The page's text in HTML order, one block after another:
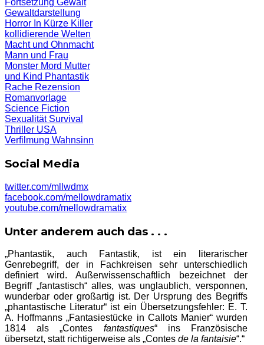
Fortsetzung Gewalt
Gewaltdarstellung
Horror In Kürze Killer
kollidierende Welten
Macht und Ohnmacht
Mann und Frau
Monster Mord Mutter
und Kind Phantastik
Rache Rezension
Romanvorlage
Science Fiction
Sexualität Survival
Thriller USA
Verfilmung Wahnsinn
Social Media
twitter.com/mllwdmx
facebook.com/mellowdramatix
youtube.com/mellowdramatix
Unter anderem auch das . . .
„Phantastik, auch Fantastik, ist ein literarischer
Genrebegriff, der in Fachkreisen sehr unterschiedlich
definiert wird. Außerwissenschaftlich bezeichnet der
Begriff „fantastisch“ alles, was unglaublich, versponnen,
wunderbar oder großartig ist. Der Ursprung des Begriffs
„phantastische Literatur“ ist ein Übersetzungsfehler: E. T.
A. Hoffmanns „Fantasiestücke in Callots Manier“ wurden
1814 als „Contes fantastiques“ ins Französische
übersetzt, statt richtigerweise als „Contes de la fantaisie“.“